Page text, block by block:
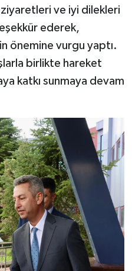
ve iyi dilekleri
ederek,
önemine vurgu yaptı.
birlikte hareket
katkı sunmaya devam